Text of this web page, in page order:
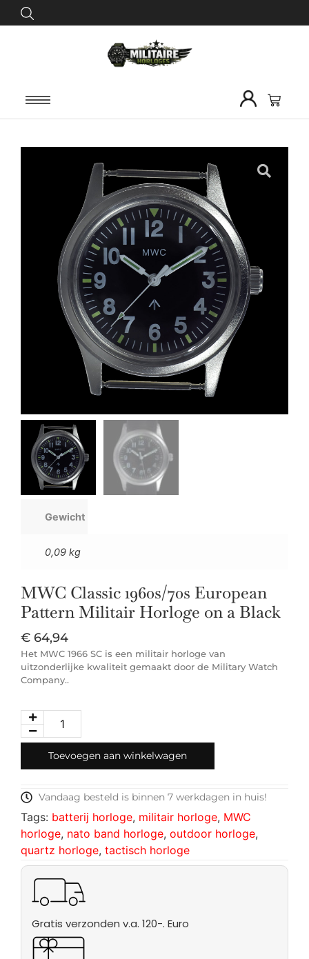
Gewicht
0,09 kg
MWC Classic 1960s/70s European
Pattern Militair Horloge on a Black
€ 64,94
Het MWC 1966 SC is een militair horloge van
uitzonderlijke kwaliteit gemaakt door de Military Watch
Company..
Toevoegen aan winkelwagen
Vandaag besteld is binnen 7 werkdagen in huis!
Tags: batterij horloge, militair horloge, MWC
horloge, nato band horloge, outdoor horloge,
quartz horloge, tactisch horloge
Gratis verzonden v.a. 120-. Euro